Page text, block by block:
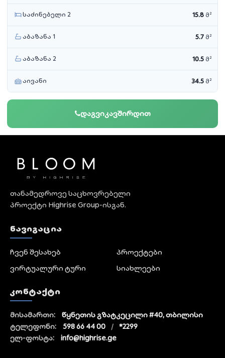
საძინებელი 2 15.8მ²
აბაზანა 1 5.7მ²
აბაზანა 2 10.5მ²
აივანი 34.5მ²
დაგვიკავშირდით
თანამედროვე საცხოვრებელი
პროექტი Highrise Group-ისგან.
ᲜᲐᲕᲘᲒᲐᲪᲘᲐ
ჩვენ შესახებ
პროექტები
ვირტუალური ტური
სიახლეები
ᲙᲝᲜᲢᲐᲥᲢᲘ
მისამართი:
წყნეთის გზატკეცილი #40, თბილისი
ტელეფონი:
598 66 44 00 /
*2299
ელ-ფოსტა:
info@highrise.ge